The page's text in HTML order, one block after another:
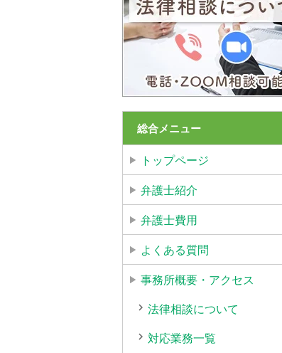
総合メニュー
トップページ
弁護士紹介
弁護士費用
よくある質問
事務所概要・アクセス
法律相談について
対応業務一覧